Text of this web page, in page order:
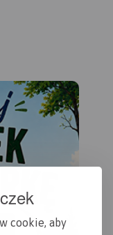
cookie, aby
walking i
z